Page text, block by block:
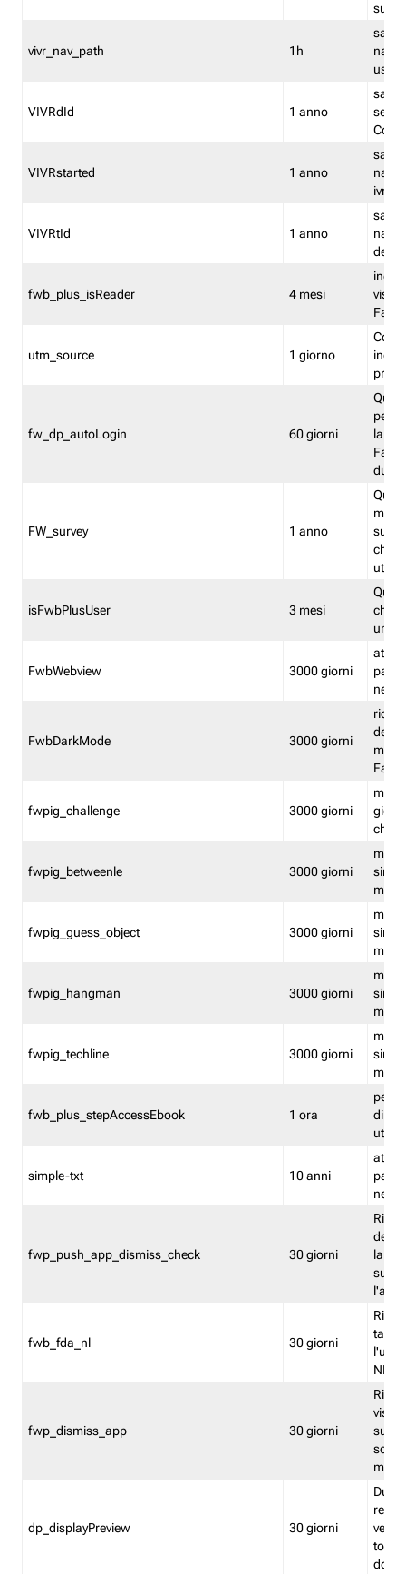
su
vivr_nav_path 1h
salva
VIVRdId 1 anno
salva
Convy
VIVRstarted 1 anno
salva
ivr
VIVRtId 1 anno
salva
del
fwb_plus_isReader 4 mesi
utm_source 1 giorno
fw_dp_autoLogin 60 giorni
la
FW_survey 1 anno
utenti
isFwbPlusUser 3 mesi
che
una
FwbWebview 3000 giorni
attiva
FwbDarkMode 3000 giorni
fwpig_challenge 3000 giorni
fwpig_betweenle 3000 giorni
fwpig_guess_object 3000 giorni
fwpig_hangman 3000 giorni
fwpig_techline 3000 giorni
fwb_plus_stepAccessEbook 1 ora
di un
simple-txt 10 anni
attiva
fwp_push_app_dismiss_check 30 giorni
la
fwb_fda_nl 30 giorni
NL
fwp_dismiss_app 30 giorni
visto
dp_displayPreview 30 giorni
torna
dopo